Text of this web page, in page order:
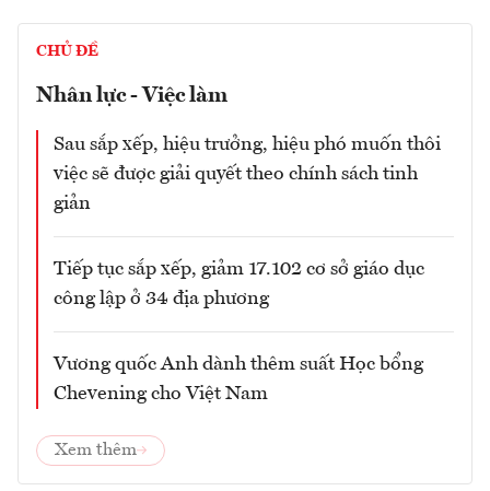
CHỦ ĐỀ
Nhân lực - Việc làm
Sau sắp xếp, hiệu trưởng, hiệu phó muốn thôi
việc sẽ được giải quyết theo chính sách tinh
giản
Tiếp tục sắp xếp, giảm 17.102 cơ sở giáo dục
công lập ở 34 địa phương
Vương quốc Anh dành thêm suất Học bổng
Chevening cho Việt Nam
Xem thêm